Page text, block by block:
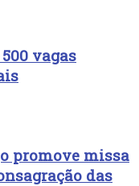
vagas
promove missa
das